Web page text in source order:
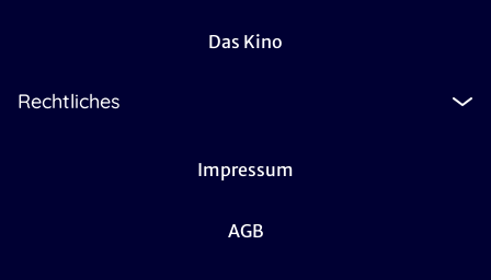
Das Kino
Rechtliches
Impressum
AGB